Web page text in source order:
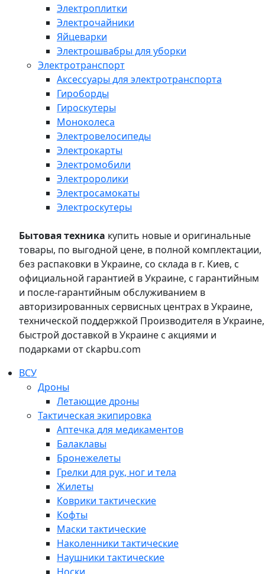
Электроплитки
Электрочайники
Яйцеварки
Электрошвабры для уборки
Электротранспорт
Аксессуары для электротранспорта
Гироборды
Гироскутеры
Моноколеса
Электровелосипеды
Электрокарты
Электромобили
Электроролики
Электросамокаты
Электроскутеры
Бытовая техника купить новые и оригинальные
товары, по выгодной цене, в полной комплектации,
без распаковки в Украине, со склада в г. Киев, с
официальной гарантией в Украине, с гарантийным
и после-гарантийным обслуживанием в
авторизированных сервисных центрах в Украине,
технической поддержкой Производителя в Украине,
быстрой доставкой в Украине с акциями и
подарками от ckapbu.com
ВСУ
Дроны
Летающие дроны
Тактическая экипировка
Аптечка для медикаментов
Балаклавы
Бронежелеты
Грелки для рук, ног и тела
Жилеты
Коврики тактические
Кофты
Маски тактические
Наколенники тактические
Наушники тактические